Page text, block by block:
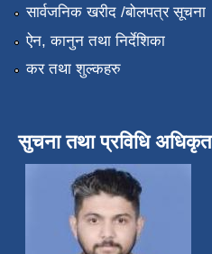
सार्वजनिक खरीद /बोलपत्र सूचना
ऐन, कानुन तथा निर्देशिका
कर तथा शुल्कहरु
सुचना तथा प्रविधि अधिकृत